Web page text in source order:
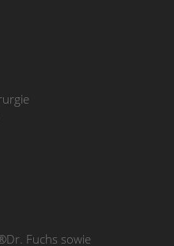
Fuchs sowie